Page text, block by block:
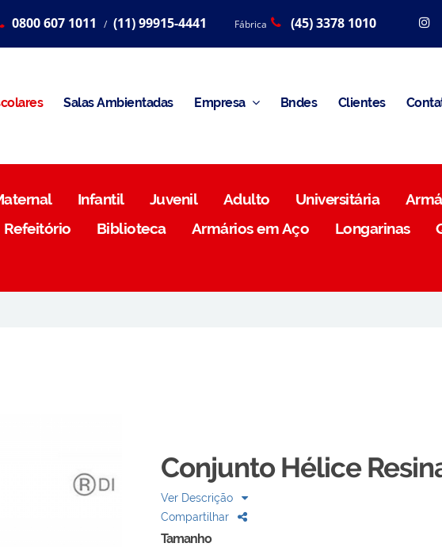
0800 607 1011 / (11) 99915-4441 Fábrica (45) 3378 1010
Salas Ambientadas Empresa Bndes Clientes
Infantil Juvenil Adulto Universitária
Refeitório Biblioteca Armários em Aço Longarinas
Conjunto Hélice
Ver Descrição
Compartilhar
Tamanho